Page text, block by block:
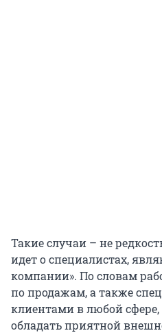
Такие случаи – не
идет о специалистах,
компании». По словам
по продажам, а также
клиентами в любой сфере,
обладать приятной